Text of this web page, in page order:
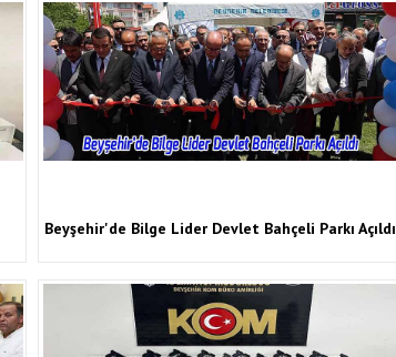
Beyşehir'de Bilge Lider Devlet Bahçeli Parkı Açıldı